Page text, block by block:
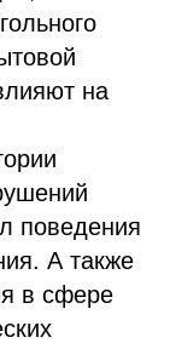
на
поведения
А также
в сфере